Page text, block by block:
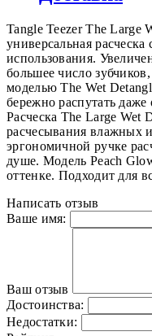
Tangle Teezer The Large
универсальная
использования.
большее число
моделью The Wet
бережно распутать
Расческа The Large Wet
расчесывания влажных
эргономичной ручке
душе. Модель Peach
оттенке. Подходит для
Написать отзыв
Ваше имя:
Ваш отзыв
Достоинства:
Недостатки: